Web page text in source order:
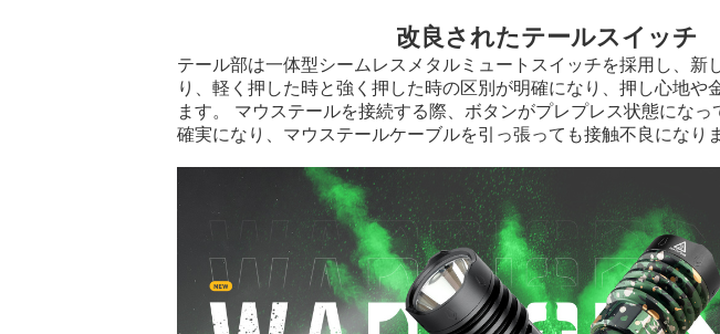
改良されたテールスイッチ
テール部は一体型シームレスメタルミュートスイッチを採用し、新
り、軽く押した時と強く押した時の区別が明確になり、押し心地や
ます。 マウステールを接続する際、ボタンがプレプレス状態になっ
確実になり、マウステールケーブルを引っ張っても接触不良になり